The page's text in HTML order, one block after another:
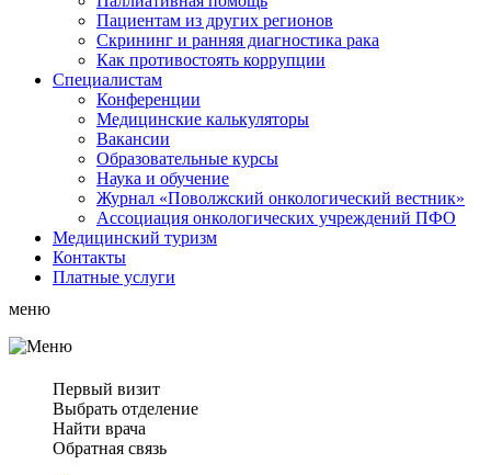
Пациентам из других регионов
Скрининг и ранняя диагностика рака
Как противостоять коррупции
Специалистам
Конференции
Медицинские калькуляторы
Вакансии
Образовательные курсы
Наука и обучение
Журнал «Поволжский онкологический вестник»
Ассоциация oнкологических учреждений ПФО
Медицинский туризм
Контакты
Платные услуги
меню
Первый визит
Выбрать отделение
Найти врача
Обратная связь